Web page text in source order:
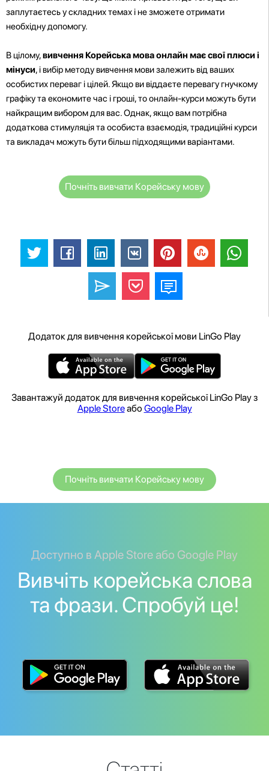
заплутаєтесь у складних темах і не зможете отримати
необхідну допомогу.
В цілому,вивчення Корейська мова онлайн має свої плюси і
мінуси, і вибір методу вивчення мови залежить від ваших
особистих переваг і цілей. Якщо ви віддаєте перевагу гнучкому
графіку та економите час і гроші, то онлайн-курси можуть бути
найкращим вибором для вас. Однак, якщо вам потрібна
додаткова стимуляція та особиста взаємодія, традиційні курси
та викладач можуть бути більш підходящими варіантами.
Почніть вивчати Корейську мову
Додаток для вивчення корейської мови LinGo Play
Завантажуй додаток для вивчення корейської LinGo Play з
Apple Storeабо Google Play
Почніть вивчати Корейську мову
Доступно в Apple Store або Google Play
Вивчіть корейська слова
та фрази. Спробуй це!